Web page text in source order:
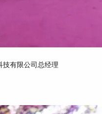
技有限公司总经理